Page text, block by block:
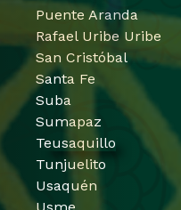
Puente Aranda
Rafael Uribe Uribe
San Cristóbal
Santa Fe
Suba
Sumapaz
Teusaquillo
Tunjuelito
Usaquén